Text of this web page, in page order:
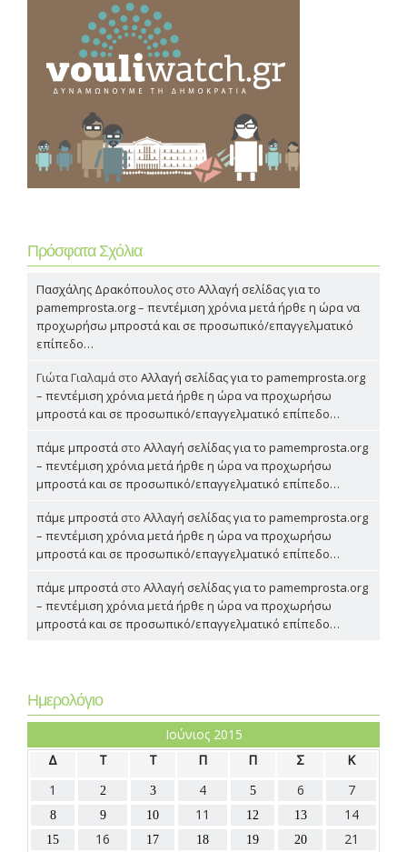
Πρόσφατα Σχόλια
Πασχάλης Δρακόπουλος στο Αλλαγή σελίδας για το
pamemprosta.org – πεντέμιση χρόνια μετά ήρθε η ώρα να
προχωρήσω μπροστά και σε προσωπικό/επαγγελματικό
επίπεδο…
Γιώτα Γιαλαμά στο Αλλαγή σελίδας για το pamemprosta.org
– πεντέμιση χρόνια μετά ήρθε η ώρα να προχωρήσω
μπροστά και σε προσωπικό/επαγγελματικό επίπεδο…
πάμε μπροστά στο Αλλαγή σελίδας για το pamemprosta.org
– πεντέμιση χρόνια μετά ήρθε η ώρα να προχωρήσω
μπροστά και σε προσωπικό/επαγγελματικό επίπεδο…
πάμε μπροστά στο Αλλαγή σελίδας για το pamemprosta.org
– πεντέμιση χρόνια μετά ήρθε η ώρα να προχωρήσω
μπροστά και σε προσωπικό/επαγγελματικό επίπεδο…
πάμε μπροστά στο Αλλαγή σελίδας για το pamemprosta.org
– πεντέμιση χρόνια μετά ήρθε η ώρα να προχωρήσω
μπροστά και σε προσωπικό/επαγγελματικό επίπεδο…
Ημερολόγιο
Ιούνιος 2015
Δ
Τ Τ Π Π Σ
Κ
1
2 3 4 5 6 7
8 9 10 11 12 13 14
15 16 17 18 19 20 21